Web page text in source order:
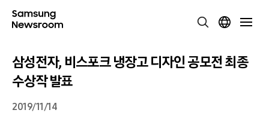
삼성전자, 비스포크 냉장고 디자인 공모전 최종
수상작 발표
2019/11/14